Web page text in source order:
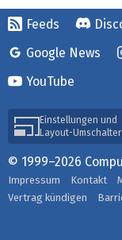
Feeds
Google News
YouTube
Einstellungen und
Layout-Umschalter
© 1999–2026
Impressum Kontakt
Vertrag kündigen